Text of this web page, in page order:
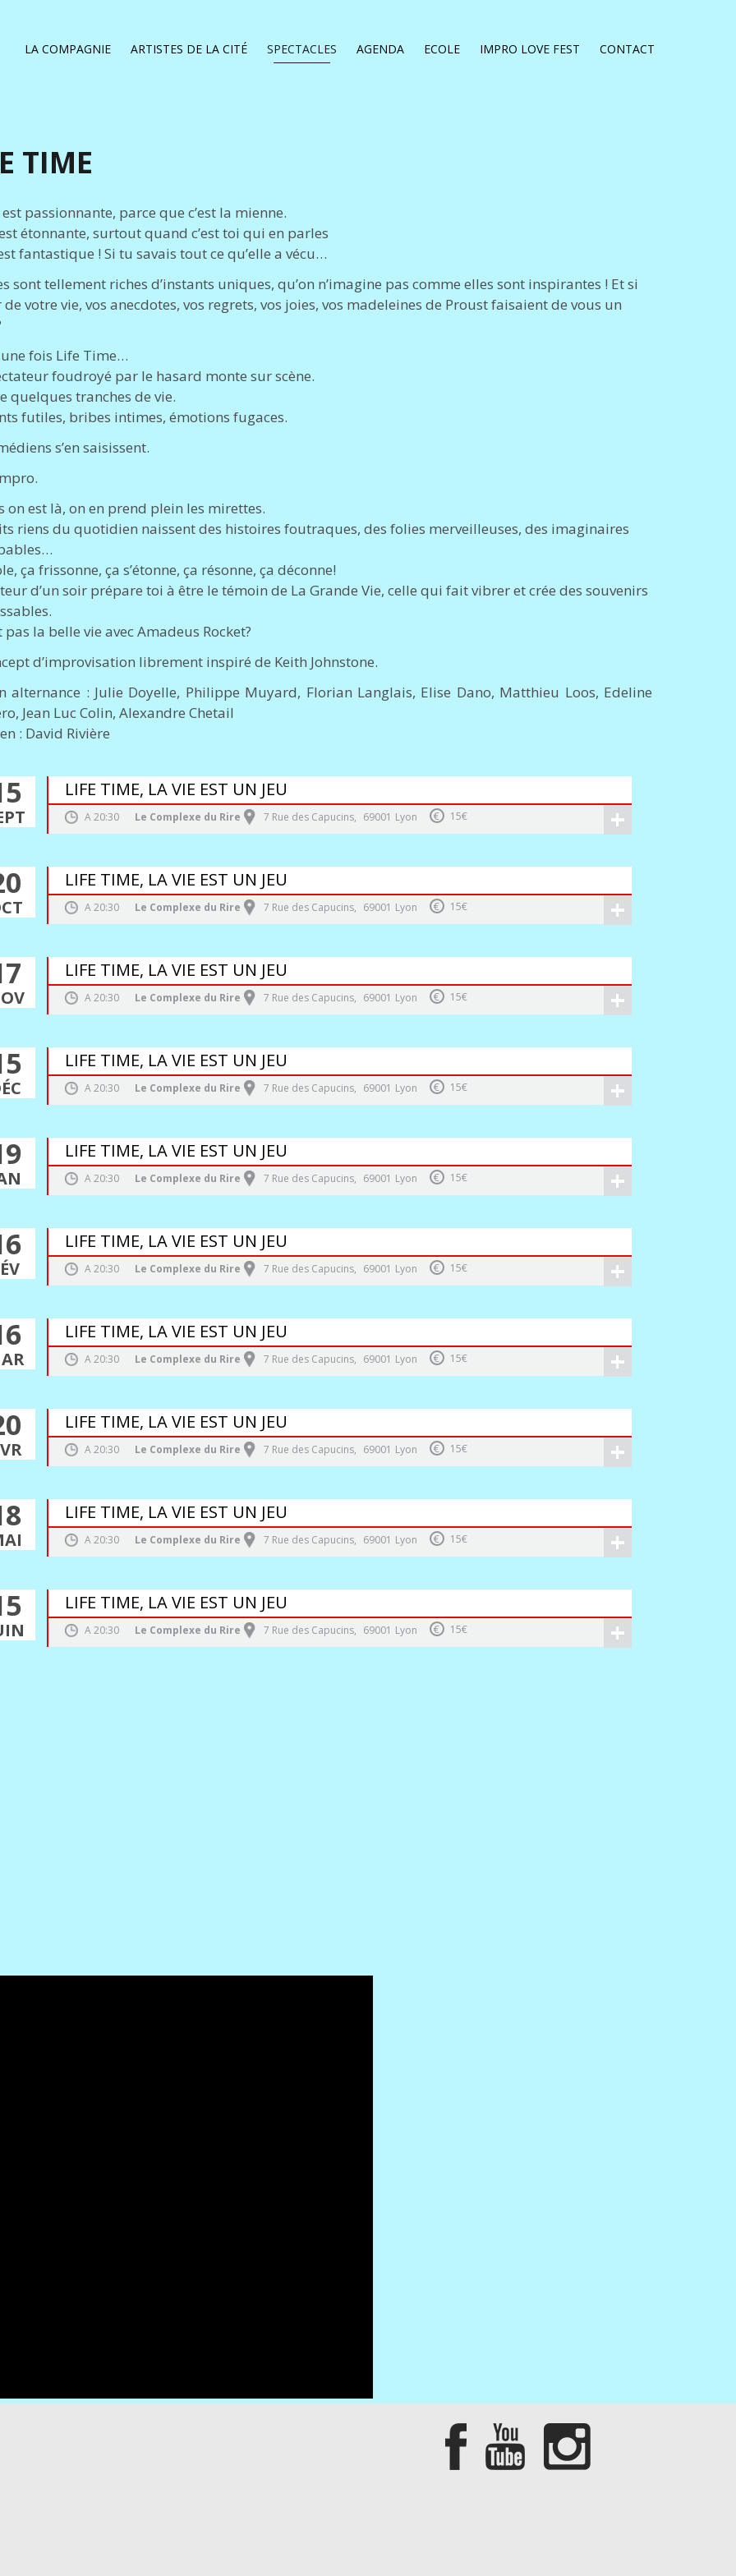
LA COMPAGNIE ARTISTES DE LA CITÉ SPECTACLES AGENDA ECOLE IMPRO LOVE FEST CONTACT
TIME
passionnante, parce que c’est la mienne.
étonnante, surtout quand c’est toi qui en parles
fantastique ! Si tu savais tout ce qu’elle a vécu…
sont tellement riches d’instants uniques, qu’on n’imagine pas comme elles sont inspirantes ! Et si
votre vie, vos anecdotes, vos regrets, vos joies, vos madeleines de Proust faisaient de vous un
fois Life Time…
foudroyé par le hasard monte sur scène.
quelques tranches de vie.
futiles, bribes intimes, émotions fugaces.
s’en saisissent.
on est là, on en prend plein les mirettes.
riens du quotidien naissent des histoires foutraques, des folies merveilleuses, des imaginaires
ça frissonne, ça s’étonne, ça résonne, ça déconne!
d’un soir prépare toi à être le témoin de La Grande Vie, celle qui fait vibrer et crée des souvenirs
pas la belle vie avec Amadeus Rocket?
d’improvisation librement inspiré de Keith Johnstone.
alternance : Julie Doyelle, Philippe Muyard, Florian Langlais, Elise Dano, Matthieu Loos, Edeline
Jean Luc Colin, Alexandre Chetail
: David Rivière
LIFE TIME, LA VIE EST UN JEU
+
A20:30 Le Complexe du Rire 7 Rue des Capucins, 69001 Lyon € 15€
LIFE TIME, LA VIE EST UN JEU
+
A20:30 Le Complexe du Rire 7 Rue des Capucins, 69001 Lyon € 15€
LIFE TIME, LA VIE EST UN JEU
+
A20:30 Le Complexe du Rire 7 Rue des Capucins, 69001 Lyon € 15€
LIFE TIME, LA VIE EST UN JEU
+
A20:30 Le Complexe du Rire 7 Rue des Capucins, 69001 Lyon € 15€
LIFE TIME, LA VIE EST UN JEU
+
A20:30 Le Complexe du Rire 7 Rue des Capucins, 69001 Lyon € 15€
LIFE TIME, LA VIE EST UN JEU
+
A20:30 Le Complexe du Rire 7 Rue des Capucins, 69001 Lyon € 15€
LIFE TIME, LA VIE EST UN JEU
+
A20:30 Le Complexe du Rire 7 Rue des Capucins, 69001 Lyon € 15€
LIFE TIME, LA VIE EST UN JEU
+
A20:30 Le Complexe du Rire 7 Rue des Capucins, 69001 Lyon € 15€
LIFE TIME, LA VIE EST UN JEU
+
A20:30 Le Complexe du Rire 7 Rue des Capucins, 69001 Lyon € 15€
LIFE TIME, LA VIE EST UN JEU
+
A20:30 Le Complexe du Rire 7 Rue des Capucins, 69001 Lyon € 15€